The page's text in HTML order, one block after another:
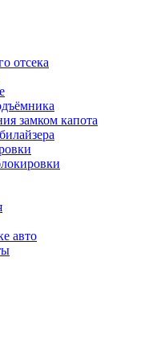
отсека
замком капота
авто